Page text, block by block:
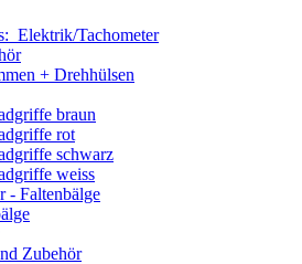
Elektrik/Tachometer
+ Drehhülsen
braun
rot
schwarz
weiss
- Faltenbälge
Zubehör